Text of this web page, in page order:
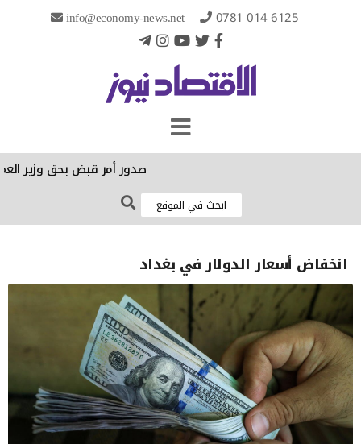
info@economy-news.net 0781 014 6125
صدور أمر قبض بحق وزير
انخفاض أسعار الدولار في بغداد